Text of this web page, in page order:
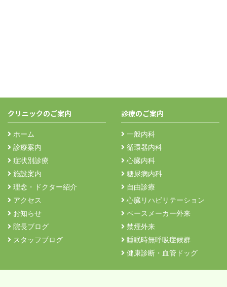
クリニックのご案内
ホーム
診療案内
症状別診療
施設案内
理念・ドクター紹介
アクセス
お知らせ
院長ブログ
スタッフブログ
診療のご案内
一般内科
循環器内科
心臓内科
糖尿病内科
自由診療
心臓リハビリテーション
ペースメーカー外来
禁煙外来
睡眠時無呼吸症候群
健康診断・血管ドッグ